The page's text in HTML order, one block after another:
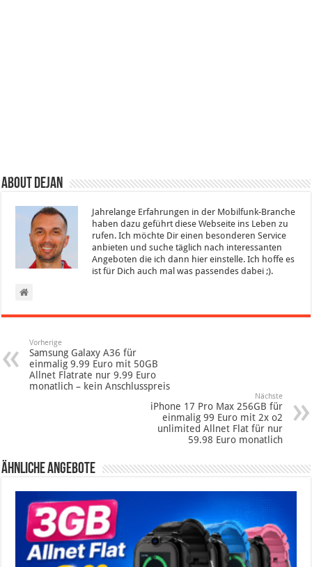
About Dejan
Jahrelange Erfahrungen in der Mobilfunk-Branche
haben dazu geführt diese Webseite ins Leben zu
rufen. Ich möchte Dir einen besonderen Service
anbieten und suche täglich nach interessanten
Angeboten die ich dann hier einstelle. Ich hoffe es
ist für Dich auch mal was passendes dabei ;).
Vorherige
Samsung Galaxy A36 für
einmalig 9.99 Euro mit 50GB
Allnet Flatrate nur 9.99 Euro
monatlich – kein Anschlusspreis
Nächste
iPhone 17 Pro Max 256GB für
einmalig 99 Euro mit 2x o2
unlimited Allnet Flat für nur
59.98 Euro monatlich
Ähnliche Angebote